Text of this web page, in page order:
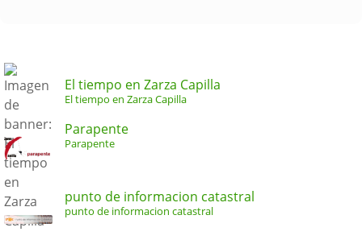
El tiempo en Zarza Capilla
El tiempo en Zarza Capilla
Parapente
Parapente
punto de informacion catastral
punto de informacion catastral